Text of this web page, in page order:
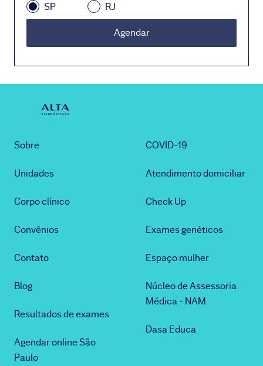
SP RJ
Agendar
Sobre
Unidades
Corpo clínico
Convênios
Contato
Blog
Resultados de exames
Agendar online São
Paulo
COVID-19
Atendimento domiciliar
Check Up
Exames genéticos
Espaço mulher
Núcleo de Assessoria
Médica - NAM
Dasa Educa